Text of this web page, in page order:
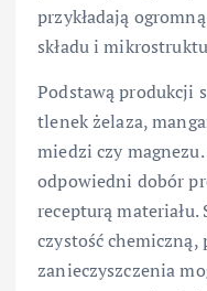
przykładają
składu i
Podstawą produkcji
tlenek żelaza,
miedzi czy
odpowiedni dobór
recepturą materiału.
czystość
zanieczyszczenia